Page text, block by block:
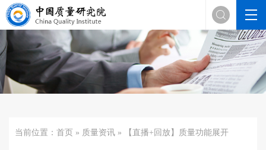

当前位置： 首页 » 质量资讯 » 【直播+回放】质量功能展开